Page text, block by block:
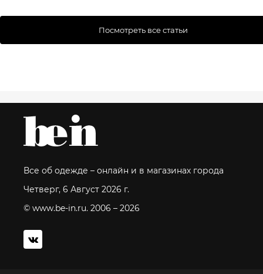
Посмотреть все статьи
Все об одежде – онлайн и в магазинах города
Четверг, 6 Август 2026 г.
© www.be-in.ru. 2006 – 2026